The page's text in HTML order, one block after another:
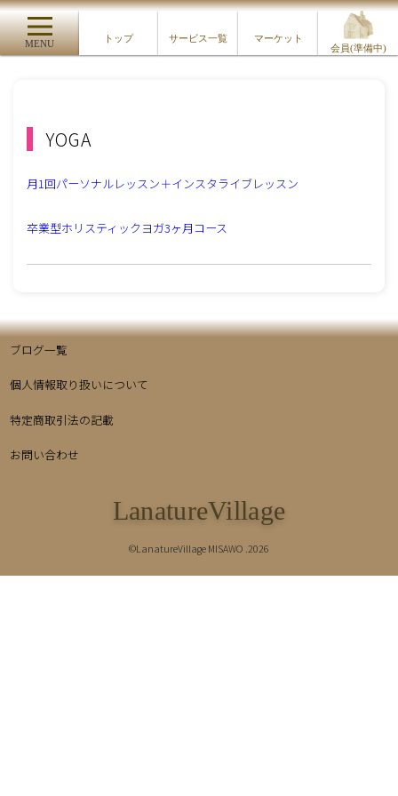
MENU
トップ サービス一覧
マーケット
会員(準備中)
YOGA
月1回パーソナルレッスン＋インスタライブレッスン
卒業型ホリスティックヨガ3ヶ月コース
ブログ一覧
個人情報取り扱いについて
特定商取引法の記載
お問い合わせ
LanatureVillage
©LanatureVillage MISAWO .2026